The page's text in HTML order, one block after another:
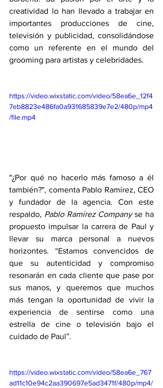
creatividad lo han llevado a trabajar en
importantes producciones de cine,
televisión y publicidad, consolidándose
como un referente en el mundo del
grooming para artistas y celebridades.
https://video.wixstatic.com/video/58ea6e_12f4
7eb8823e486fa0a931685839e7e2/480p/mp4
/file.mp4
"¿Por qué no hacerlo más famoso a él
también?", comenta Pablo Ramírez, CEO
y fundador de la agencia. Con este
respaldo, Pablo Ramírez Company se ha
propuesto impulsar la carrera de Paul y
llevar su marca personal a nuevos
horizontes. “Estamos convencidos de
que su autenticidad y compromiso
resonarán en cada cliente que pase por
sus manos, y queremos que muchos
más tengan la oportunidad de vivir la
experiencia de sentirse como una
estrella de cine o televisión bajo el
cuidado de Paul”.
https://video.wixstatic.com/video/58ea6e_767
ad11c10e94c2aa390697e5ad3471f/480p/mp4/